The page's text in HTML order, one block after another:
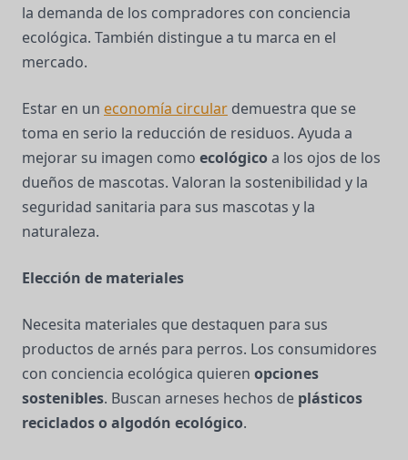
la demanda de los compradores con conciencia
ecológica. También distingue a tu marca en el
mercado.
Estar en un economía circular demuestra que se
toma en serio la reducción de residuos. Ayuda a
mejorar su imagen como ecológicoa los ojos de los
dueños de mascotas. Valoran la sostenibilidad y la
seguridad sanitaria para sus mascotas y la
naturaleza.
Elección de materiales
Necesita materiales que destaquen para sus
productos de arnés para perros. Los consumidores
con conciencia ecológica quieren opciones
sostenibles. Buscan arneses hechos de plásticos
reciclados o algodón ecológico.